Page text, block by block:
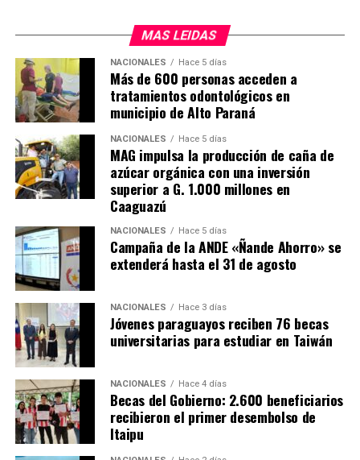
El nuevo hospital cuenta con 10 sillones para el
tratamiento de quimioterapia, que estarán operativas de
lunes a viernes, de 7 de la mañana a 7 de la tarde, para
atender a más de 50 pacientes por día.
El Hospital Día inaugurado en Caazapá en el número 15
que habilita el actual gobierno. En ese sentido, el
presidente de la República, Santiago Peña, destacó que
bajo su adminitración el presupuesto del Instituto
Nacional del Cáncer creció más de tres veces y que
actualmente se está haciendo una inversión en
infraestructura como nunca antes.
Anunció también que su gobierno seguirá invirtiendo
para que todos los pacientes tengan la mejor atención.
Por su parte, El gobernador de Caazapá, Cristian Acosta,
afirmó que la habilitación de este hospital especializado
es «un sueño que se está cumpliendo» y anunció que
próximamente se prevé habilitar también un centro
nefrológico, que actualmente se está construyendo
mediante una inversión de más de 3.000 millones de
guaraníes por parte de la Entidad Binacional Yacyretá.
MAS LEIDAS
NACIONALES Hace 5 días
Más de 600 personas acceden a
tratamientos odontológicos en
municipio de Alto Paraná
NACIONALES Hace 5 días
MAG impulsa la producción de caña de
azúcar orgánica con una inversión
superior a G. 1.000 millones en
Caaguazú
NACIONALES Hace 5 días
Campaña de la ANDE «Ñande Ahorro» se
extenderá hasta el 31 de agosto
NACIONALES Hace 3 días
Jóvenes paraguayos reciben 76 becas
universitarias para estudiar en Taiwán
NACIONALES Hace 4 días
Becas del Gobierno: 2.600 beneficiarios
recibieron el primer desembolso de
Itaipu